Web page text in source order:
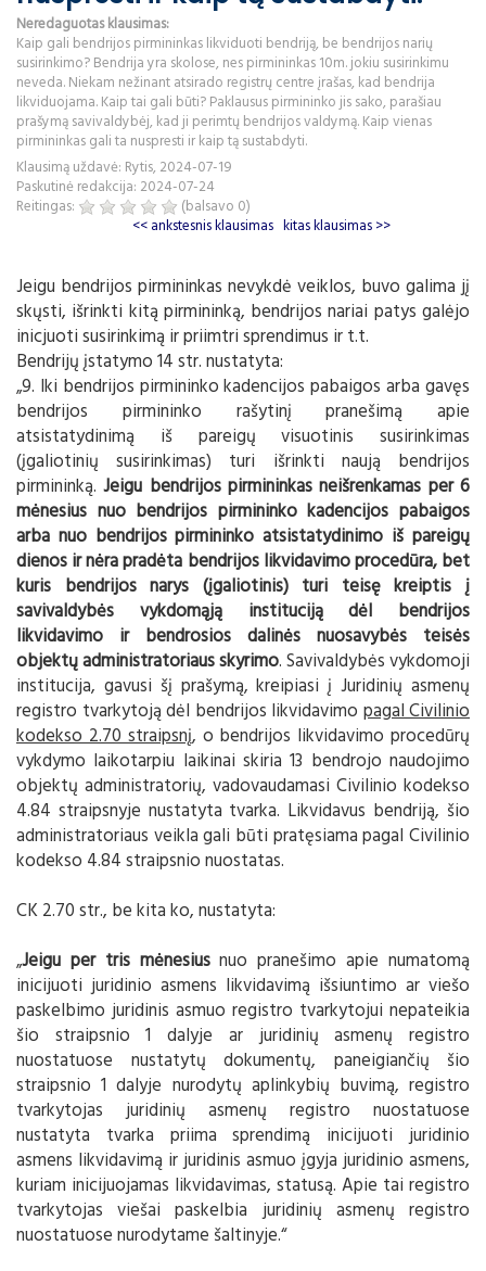
Neredaguotas klausimas:
Kaip gali bendrijos pirmininkas likviduoti bendriją, be bendrijos narių
susirinkimo? Bendrija yra skolose, nes pirmininkas 10m. jokiu susirinkimu
neveda. Niekam nežinant atsirado registrų centre įrašas, kad bendrija
likviduojama. Kaip tai gali būti? Paklausus pirmininko jis sako, parašiau
prašymą savivaldybėj, kad ji perimtų bendrijos valdymą. Kaip vienas
pirmininkas gali ta nuspresti ir kaip tą sustabdyti.
Klausimą uždavė: Rytis, 2024-07-19
Paskutinė redakcija: 2024-07-24
Reitingas:
(balsavo 0)
<< ankstesnis klausimas kitas klausimas >>
Jeigu bendrijos pirmininkas nevykdė veiklos, buvo galima jį
skųsti, išrinkti kitą pirmininką, bendrijos nariai patys galėjo
inicjuoti susirinkimą ir priimtri sprendimus ir t.t.
Bendrijų įstatymo 14 str. nustatyta:
„9. Iki bendrijos pirmininko kadencijos pabaigos arba gavęs
bendrijos pirmininko rašytinį pranešimą apie
atsistatydinimą iš pareigų visuotinis susirinkimas
(įgaliotinių susirinkimas) turi išrinkti naują bendrijos
pirmininką.Jeigu bendrijos pirmininkas neišrenkamas per 6
mėnesius nuo bendrijos pirmininko kadencijos pabaigos
arba nuo bendrijos pirmininko atsistatydinimo iš pareigų
dienos ir nėra pradėta bendrijos likvidavimo procedūra, bet
kuris bendrijos narys (įgaliotinis) turi teisę kreiptis į
savivaldybės vykdomąją instituciją dėl bendrijos
likvidavimo ir bendrosios dalinės nuosavybės teisės
objektų administratoriaus skyrimo. Savivaldybės vykdomoji
institucija, gavusi šį prašymą, kreipiasi į Juridinių asmenų
registro tvarkytoją dėl bendrijos likvidavimo pagal Civilinio
kodekso 2.70 straipsnį, o bendrijos likvidavimo procedūrų
vykdymo laikotarpiu laikinai skiria 13 bendrojo naudojimo
objektų administratorių, vadovaudamasi Civilinio kodekso
4.84 straipsnyje nustatyta tvarka. Likvidavus bendriją, šio
administratoriaus veikla gali būti pratęsiama pagal Civilinio
kodekso 4.84 straipsnio nuostatas.
CK 2.70 str., be kita ko, nustatyta:
„Jeigu per tris mėnesiusnuo pranešimo apie numatomą
inicijuoti juridinio asmens likvidavimą išsiuntimo ar viešo
paskelbimo juridinis asmuo registro tvarkytojui nepateikia
šio straipsnio 1 dalyje ar juridinių asmenų registro
nuostatuose nustatytų dokumentų, paneigiančių šio
straipsnio 1 dalyje nurodytų aplinkybių buvimą, registro
tvarkytojas juridinių asmenų registro nuostatuose
nustatyta tvarka priima sprendimą inicijuoti juridinio
asmens likvidavimą ir juridinis asmuo įgyja juridinio asmens,
kuriam inicijuojamas likvidavimas, statusą. Apie tai registro
tvarkytojas viešai paskelbia juridinių asmenų registro
nuostatuose nurodytame šaltinyje.“